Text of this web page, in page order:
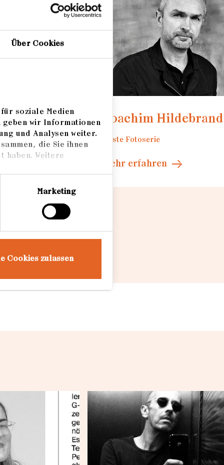
Über Cookies
soziale Medien
geben wir Informationen
und Analysen weiter.
die Sie ihnen
haben. Weitere
Marketing
Cookies zulassen
Loading...
Joachim Hildebrand
Beste Fotoserie
Mehr erfahren
Loading...